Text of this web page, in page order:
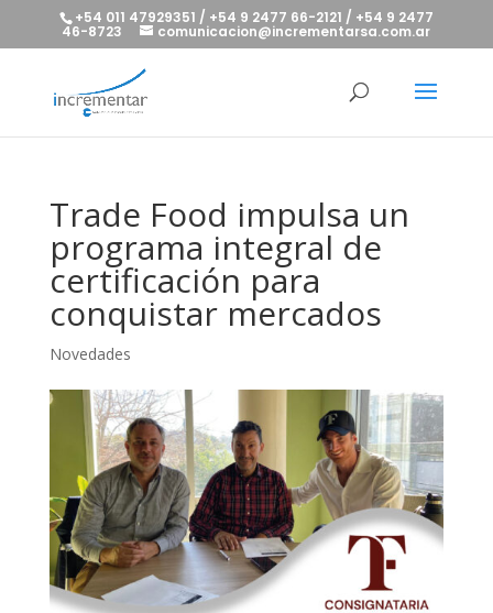
+54 011 47929351 / +54 9 2477 66-2121 / +54 9 2477
46-8723 comunicacion@incrementarsa.com.ar
Trade Food impulsa un
programa integral de
certificación para
conquistar mercados
Novedades